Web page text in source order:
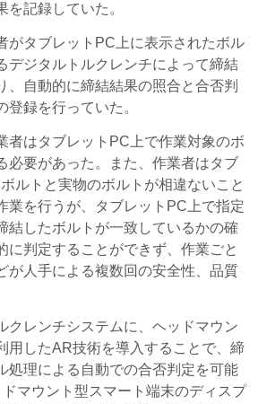
を記録していた。
タブレットPC上に表示されたボル
デジタルトルクレンチによって締結
、自動的に締結結果の照合と合否判
登録を行っていた。
はタブレットPC上で作業対象のボ
必要があった。また、作業者はタブ
ルトと実物のボルトが相違ないこと
業を行うが、タブレットPC上で指定
結したボルトが一致しているかの確
に判定することができず、作業ごと
が人手による複数回の安全性、品質
レンチシステムに、ヘッドマウン
用したAR技術を導入することで、締
処理による自動での合否判定を可能
ドマウント型スマート端末のディスプ